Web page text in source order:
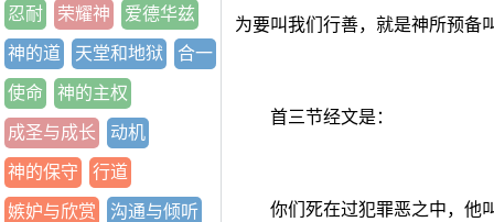
忍耐 荣耀神 爱德华兹
神的道 天堂和地狱 合一
使命 神的主权
成圣与成长 动机
神的保守 行道
嫉妒与欣赏 沟通与倾听
为要叫我们行善，就是神所预备
首三节经文是：
你们死在过犯罪恶之中，他